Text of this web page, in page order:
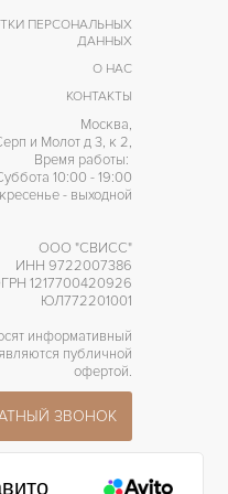
ПЕРСОНАЛЬНЫХ
ДАННЫХ
О НАС
КОНТАКТЫ
Москва,
и Молот д 3, к 2,
Время работы:
10:00 - 19:00
- выходной
ООО "СВИСС"
ИНН 9722007386
1217700420926
ЮЛ772201001
информативный
публичной
офертой.
ЗВОНОК